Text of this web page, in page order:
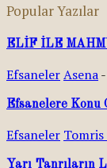
Popular Yazılar
ELİF İLE
EfsanelerAsena-
Efsanelere Konu
Efsaneler
Yarı Tanrıların